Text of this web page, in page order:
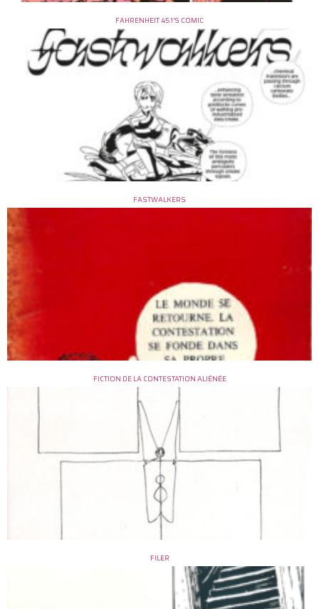
FAHRENHEIT 451’S COMIC
FASTWALKERS
FICTION DE LA CONTESTATION ALIÉNÉE
FILER